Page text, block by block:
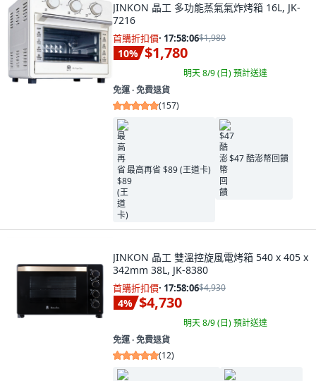
JINKON 晶工 多功能蒸氣氣炸烤箱 16L, JK-
7216
首購折扣價· 17:58:04$1,980
10% $1,780
明天 8/9 (日)預計送達
免運 ∙ 免費退貨
(157)
最高再省 $89 (王道卡)
$47 酷澎幣回饋
JINKON 晶工 雙溫控旋風電烤箱 540 x 405 x
342mm 38L, JK-8380
首購折扣價· 17:58:04$4,930
4% $4,730
明天 8/9 (日)預計送達
免運 ∙ 免費退貨
(12)